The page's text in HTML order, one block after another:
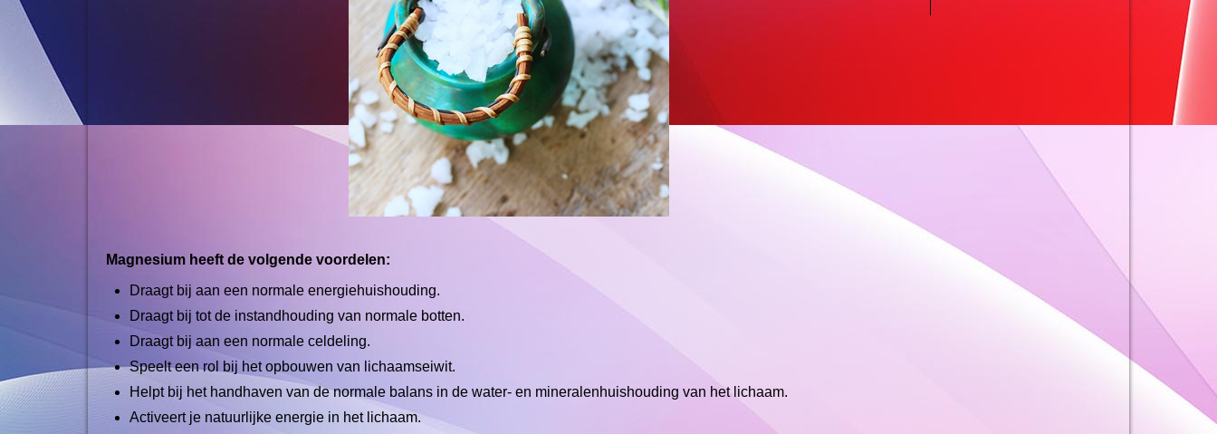
Magnesium heeft de volgende voordelen:
Draagt bij aan een normale energiehuishouding.
Draagt bij tot de instandhouding van normale botten.
Draagt bij aan een normale celdeling.
Speelt een rol bij het opbouwen van lichaamseiwit.
Helpt bij het handhaven van de normale balans in de water- en mineralenhuishouding van het lichaam.
Activeert je natuurlijke energie in het lichaam.